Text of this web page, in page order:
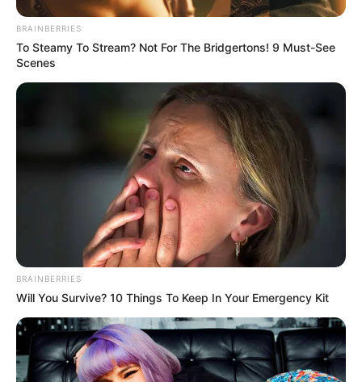
BRAINBERRIES
To Steamy To Stream? Not For The Bridgertons! 9 Must-See
Scenes
BRAINBERRIES
Will You Survive? 10 Things To Keep In Your Emergency Kit